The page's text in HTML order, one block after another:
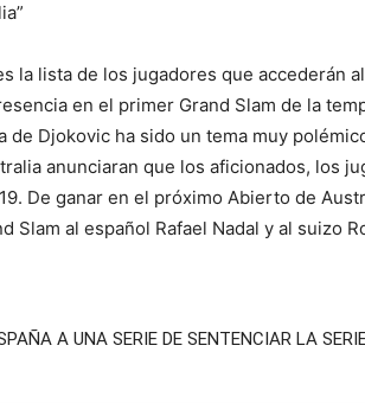
la lista de los jugadores que accederán
en el primer Grand Slam de la
Djokovic ha sido un tema muy
anunciaran que los aficionados, los
De ganar en el próximo Abierto de
al español Rafael Nadal y al suizo
A UNA SERIE DE SENTENCIAR LA